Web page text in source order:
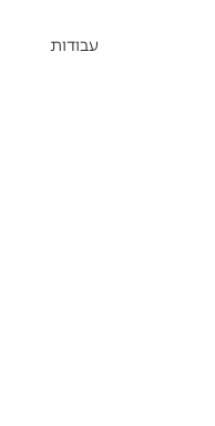
עבודות